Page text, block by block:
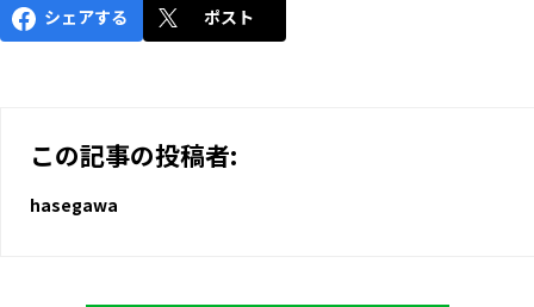
シェアする ポスト
この記事の投稿者:
hasegawa